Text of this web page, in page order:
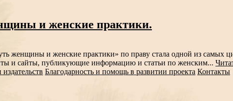
и женские практики.
женщины и женские практики» по праву стала одной из самых
и сайты, публикующие информацию и статьи по женским...
Благодарность и помощь в развитии проекта Контакты